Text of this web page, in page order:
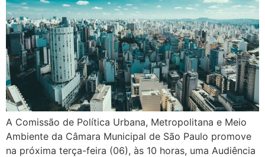
A Comissão de Política Urbana, Metropolitana e Meio
Ambiente da Câmara Municipal de São Paulo promove
na próxima terça-feira (06), às 10 horas, uma Audiência